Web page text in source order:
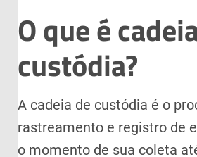
O que é
custódia?
A cadeia de custódia é o
rastreamento e registro de
o momento de sua coleta